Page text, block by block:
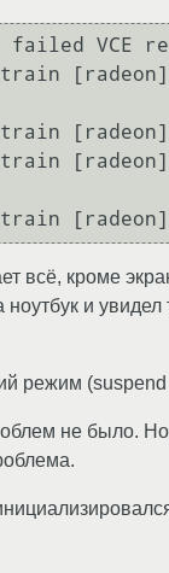
failed VCE
всё, кроме
и
режим (suspend
не было.